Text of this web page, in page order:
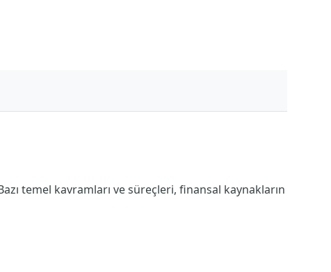
temel kavramları ve süreçleri, finansal kaynakların